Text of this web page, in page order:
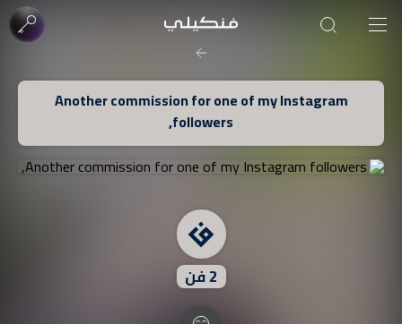
Another commission for one of my Instagram
followers,
2فن
صورة الغلاف من فن
SOUFIANE Abid